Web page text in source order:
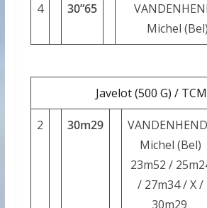
4 30”65
Michel (Bel)
Javelot (500 G) / TCM
2 30m29
Michel (Bel)
23m52 /
/ 27m34 / X /
30m29